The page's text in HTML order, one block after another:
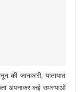
की जानकारी, यातायात
अपनाकर कई समस्याओं